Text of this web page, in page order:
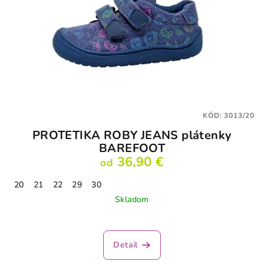
PROTETIKA ROBY JEANS plátenky
BAREFOOT
od 36,90 €
20 21 22 29
30
Skladom
Detail
KÓD:3013/20